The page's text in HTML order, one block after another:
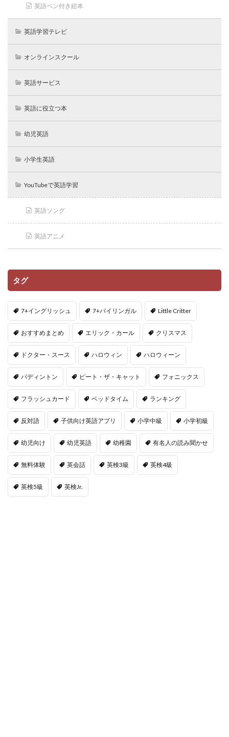
英語ペン付き絵本
英語学習テレビ
オンラインスクール
英語サービス
英語に役立つ本
幼児英語
小学生英語
YouTubeで英語学習
英語ソング
英語アニメ
タグ
7+イングリッシュ 7+バイリンガル Little Critter
おすすめまとめ エリック・カール クリスマス
ドクター・スース ハロウィン ハロウィーン
パディントン ピート・ザ・キャット フォニックス
フラッシュカード ベッドタイム ランキング
反対語 子供向け英語アプリ 小学中級 小学初級
幼児向け 幼児英語 幼稚園 有名人の読み聞かせ
無料体験 英会話 英検3級 英検4級
英検5級 英検Jr.